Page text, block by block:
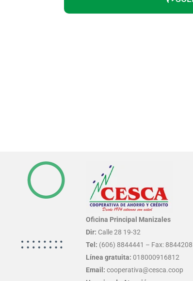
Oficina Principal Manizales
Dir: Calle 28 19-32
Tel: (606) 8844441 – Fax: 8844208
Línea gratuita: 018000916812
Email: cooperativa@cesca.coop